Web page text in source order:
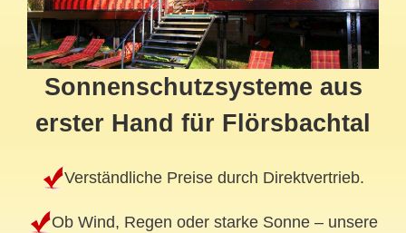
Sonnenschutzsysteme aus
erster Hand für Flörsbachtal
Verständliche Preise durch Direktvertrieb.
Ob Wind, Regen oder starke Sonne – unsere